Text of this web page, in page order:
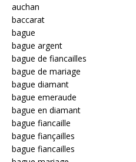
auchan
baccarat
bague
bague argent
bague de fiancailles
bague de mariage
bague diamant
bague emeraude
bague en diamant
bague fiancaille
bague fiançailles
bague fiancailles